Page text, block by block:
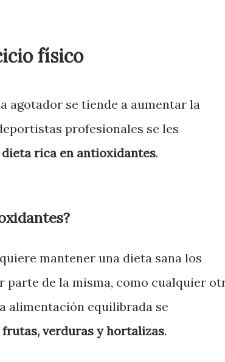
físico
agotador se tiende a aumentar la
profesionales se les
rica en antioxidantes.
mantener una dieta sana los
de la misma, como cualquier
alimentación equilibrada se
verduras y hortalizas.